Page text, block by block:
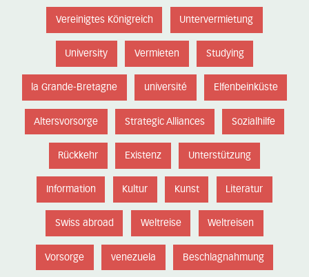
Vereinigtes Königreich Untervermietung
University Vermieten Studying
la Grande-Bretagne université Elfenbeinküste
Altersvorsorge Strategic Alliances Sozialhilfe
Rückkehr Existenz Unterstützung
Information Kultur Kunst Literatur
Swiss abroad Weltreise Weltreisen
Vorsorge venezuela Beschlagnahmung